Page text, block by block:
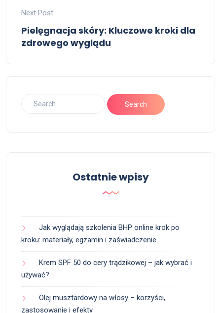
Next Post
Pielęgnacja skóry: Kluczowe kroki dla
zdrowego wyglądu
Ostatnie wpisy
Jak wyglądają szkolenia BHP online krok po
kroku: materiały, egzamin i zaświadczenie
Krem SPF 50 do cery trądzikowej – jak wybrać i
używać?
Olej musztardowy na włosy – korzyści,
zastosowanie i efekty